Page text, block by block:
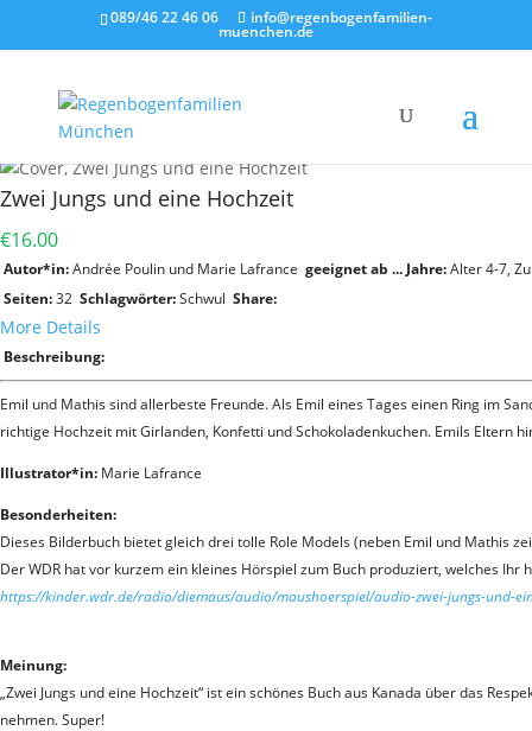
089/46 22 46 06 info@regenbogenfamilien-
muenchen.de
Zwei Jungs und eine Hochzeit
€16.00
Autor*in:Andrée Poulin und Marie Lafrance geeignet ab ... Jahre:Alter 4-7,
Seiten:32 Schlagwörter:Schwul Share:
More Details
Beschreibung:
Emil und Mathis sind allerbeste Freunde. Als Emil eines Tages einen Ring im
richtige Hochzeit mit Girlanden, Konfetti und Schokoladenkuchen. Emils Eltern
Illustrator*in: Marie Lafrance
Besonderheiten:
Dieses Bilderbuch bietet gleich drei tolle Role Models (neben Emil und Mathis
Der WDR hat vor kurzem ein kleines Hörspiel zum Buch produziert, welches Ihr
https://kinder.wdr.de/radio/diemaus/audio/maushoerspiel/audio-zwei-jungs-und-
Meinung:
„Zwei Jungs und eine Hochzeit“ ist ein schönes Buch aus Kanada über das
nehmen. Super!